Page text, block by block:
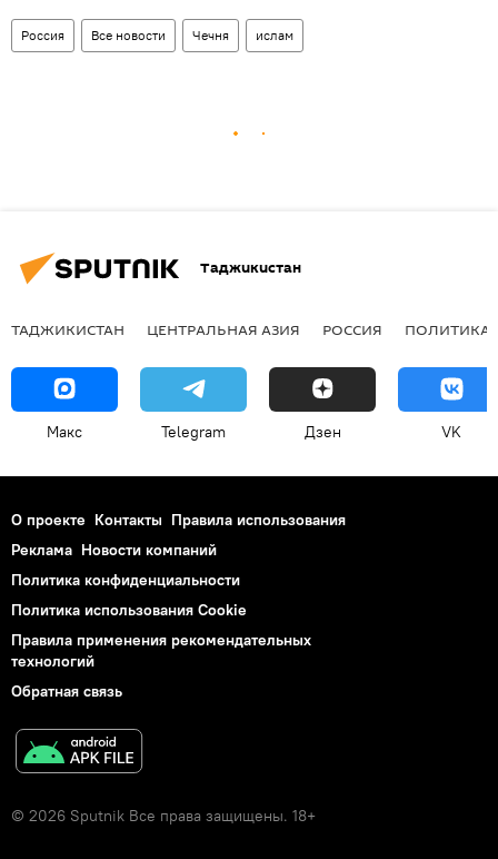
Россия Все новости Чечня ислам
Таджикистан
ТАДЖИКИСТАН ЦЕНТРАЛЬНАЯ АЗИЯ РОССИЯ ПОЛИТИКА
Макс Telegram Дзен VK
О проекте Контакты Правила использования
Реклама Новости компаний
Политика конфиденциальности
Политика использования Cookie
Правила применения рекомендательных
технологий
Обратная связь
© 2026 Sputnik Все права защищены. 18+